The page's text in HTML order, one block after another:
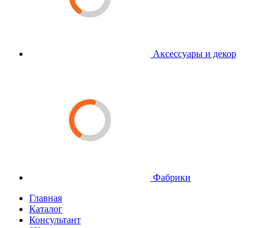
Аксессуары и декор
Фабрики
Главная
Каталог
Консультант